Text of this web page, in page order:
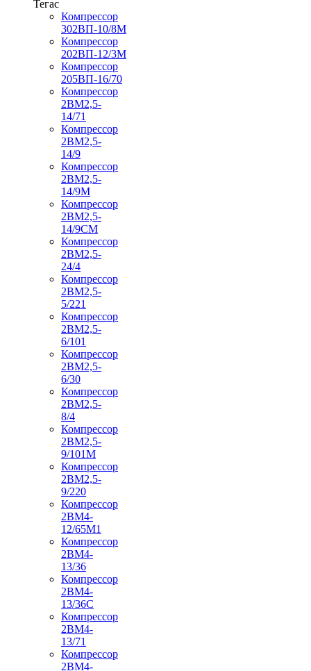
Тегас
Компрессор
302ВП-10/8М
Компрессор
202ВП-12/3М
Компрессор
205ВП-16/70
Компрессор
2ВМ2,5-
14/71
Компрессор
2ВМ2,5-
14/9
Компрессор
2ВМ2,5-
14/9М
Компрессор
2ВМ2,5-
14/9СМ
Компрессор
2ВМ2,5-
24/4
Компрессор
2ВМ2,5-
5/221
Компрессор
2ВМ2,5-
6/101
Компрессор
2ВМ2,5-
6/30
Компрессор
2ВМ2,5-
8/4
Компрессор
2ВМ2,5-
9/101М
Компрессор
2ВМ2,5-
9/220
Компрессор
2ВМ4-
12/65М1
Компрессор
2ВМ4-
13/36
Компрессор
2ВМ4-
13/36С
Компрессор
2ВМ4-
13/71
Компрессор
2ВМ4-